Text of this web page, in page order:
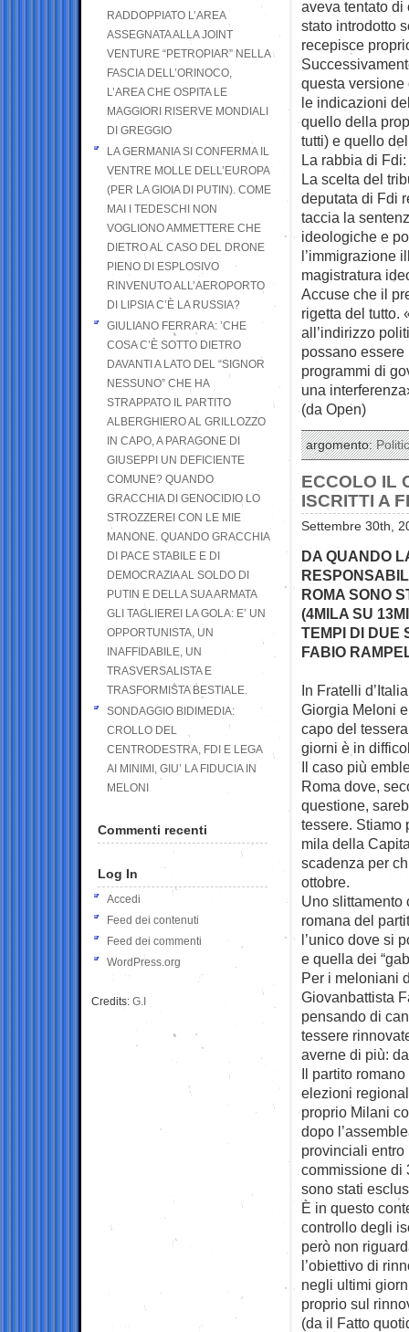
aveva tentato di
stato introdotto
recepisce
questa
le indicazioni
quello della
tutti) e quello
La rabbia di
La scelta del
deputata di Fdi
taccia la
ideologiche e
l’immigrazione
magistratura
Accuse che il
rigetta del tutto.
all’indirizzo
possano
programmi di
una
(da Open)
argomento:
ECCOLO IL
ISCRITTI A
Settembre 30th,
DA QUANDO
ROMA SONO
(4MILA SU
TEMPI DI DUE
FABIO
In Fratelli
Giorgia Meloni
capo del
giorni è in
Il caso più
Roma dove,
questione,
tessere. Stiamo
mila della
scadenza per
ottobre.
Uno slittamento
romana del
l’unico dove si
e quella dei
Per i meloniani
Giovanbattista
pensando di
tessere
averne di più:
Il partito
elezioni
proprio Milani
dopo
provinciali entro
commissione di
sono stati
È in questo
controllo degli
però non
l’obiettivo di
negli ultimi
proprio sul
(da il Fatto
RADDOPPIATO L’AREA
ASSEGNATA ALLA JOINT
VENTURE “PETROPIAR” NELLA
FASCIA DELL’ORINOCO,
L’AREA CHE OSPITA LE
MAGGIORI RISERVE MONDIALI
DI GREGGIO
LA GERMANIA SI CONFERMA IL
VENTRE MOLLE DELL’EUROPA
(PER LA GIOIA DI PUTIN). COME
MAI I TEDESCHI NON
VOGLIONO AMMETTERE CHE
DIETRO AL CASO DEL DRONE
PIENO DI ESPLOSIVO
RINVENUTO ALL’AEROPORTO
DI LIPSIA C’È LA RUSSIA?
GIULIANO FERRARA: ’CHE
COSA C’È SOTTO DIETRO
DAVANTI A LATO DEL “SIGNOR
NESSUNO” CHE HA
STRAPPATO IL PARTITO
ALBERGHIERO AL GRILLOZZO
IN CAPO, A PARAGONE DI
GIUSEPPI UN DEFICIENTE
COMUNE? QUANDO
GRACCHIA DI GENOCIDIO LO
STROZZEREI CON LE MIE
MANONE. QUANDO GRACCHIA
DI PACE STABILE E DI
DEMOCRAZIA AL SOLDO DI
PUTIN E DELLA SUA ARMATA
GLI TAGLIEREI LA GOLA: E’ UN
OPPORTUNISTA, UN
INAFFIDABILE, UN
TRASVERSALISTA E
TRASFORMISTA BESTIALE.
SONDAGGIO BIDIMEDIA:
CROLLO DEL
CENTRODESTRA, FDI E LEGA
AI MINIMI, GIU’ LA FIDUCIA IN
MELONI
Commenti recenti
Log In
Accedi
Feed dei contenuti
Feed dei commenti
WordPress.org
Credits: G.I